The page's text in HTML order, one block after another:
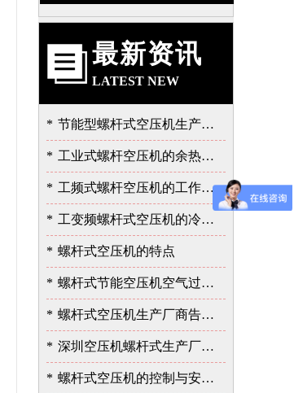
最新资讯
LATEST NEW
* 节能型螺杆式空压机生产厂告诉我的泄露故障的严重性
* 工业式螺杆空压机的余热的价值
* 工频式螺杆空压机的工作过程
* 工变频螺杆式空压机的冷却与润滑系统
* 螺杆式空压机的特点
* 螺杆式节能空压机空气过滤器的保养
* 螺杆式空压机生产厂商告诉您余热回收的重要性
* 深圳空压机螺杆式生产厂家告诉您如何选择空压机
* 螺杆式空压机的控制与安全保护系统